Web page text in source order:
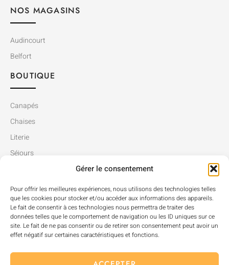
Gérer le consentement
Pour offrir les meilleures expériences, nous utilisons des technologies telles
que les cookies pour stocker et/ou accéder aux informations des appareils.
Le fait de consentir à ces technologies nous permettra de traiter des
données telles que le comportement de navigation ou les ID uniques sur ce
site. Le fait de ne pas consentir ou de retirer son consentement peut avoir un
effet négatif sur certaines caractéristiques et fonctions.
NOS MAGASINS
Audincourt
Belfort
BOUTIQUE
Canapés
Chaises
Literie
Séjours